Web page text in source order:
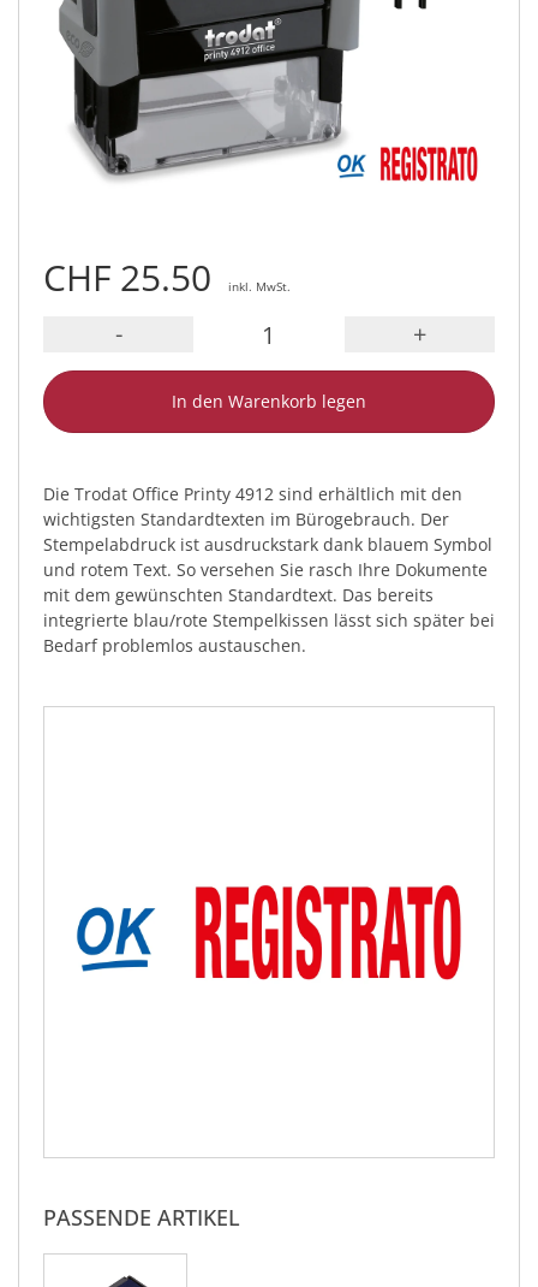
CHF 25.50 inkl. MwSt.
- +
In den Warenkorb legen
Die Trodat Office Printy 4912 sind erhältlich mit den
wichtigsten Standardtexten im Bürogebrauch. Der
Stempelabdruck ist ausdruckstark dank blauem Symbol
und rotem Text. So versehen Sie rasch Ihre Dokumente
mit dem gewünschten Standardtext. Das bereits
integrierte blau/rote Stempelkissen lässt sich später bei
Bedarf problemlos austauschen.
PASSENDE ARTIKEL